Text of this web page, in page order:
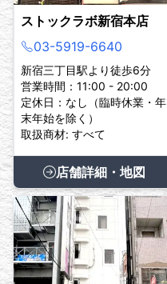
ストックラボ新宿本店
03-5919-6640
新宿三丁目駅より徒歩6分
営業時間：11:00 - 20:00
定休日：なし（臨時休業・年
末年始を除く）
取扱商材: すべて
店舗詳細・地図